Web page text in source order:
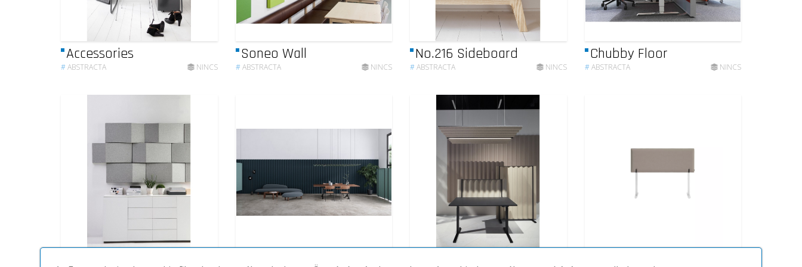
Accessories
#ABSTRACTA NINCS
Soneo Wall
#ABSTRACTA NINCS
No.216 Sideboard
#ABSTRACTA NINCS
Chubby Floor
#ABSTRACTA NINCS
Triline Wall Scala Wall Scala Table Hinge desk screen